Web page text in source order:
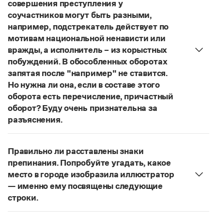
Словари русского языка как государственного
Справочники
Правила русской орфографии и пунктуации
Русский язык. Краткий теоретический курс
для школьников
Письмовник
Справочник по пунктуации
Словарь-справочник трудностей
Справочник по фразеологии
Азбучные истины
Все справочники портала
Журнал
Новости и события
Управление в русском языке
Словарь русских имён
Словарь методических терминов
Правила русской орфографии и пунктуации
(1956)
совершения преступления у
соучастников могут быть разными,
например, подстрекатель действует по
мотивам национальной ненависти или
вражды, а исполнитель – из корыстных
побуждений. В обособленных оборотах
запятая после "например" не ставится.
Но нужна ли она, если в составе этого
оборота есть перечисление, причастный
оборот? Буду очень признательна за
разъяснения.
В § 94«Правил русской орфографии и пунктуации»
слова и сочетания слов, стоящие на границе
частей сложного предложения и относящиеся к
следующему за ними предложению,
не отделяются от него запятой:Послышался
резкий стук, должно быть сорвалась ставня
По этому правилу запятая посленапример
Правильно ли расставлены знаки
препинания. Попробуйте угадать, какое
место в городе изобразила иллюстратор
— именно ему посвящены следующие
строки.
Нужно закрыть запятой придаточную часть: